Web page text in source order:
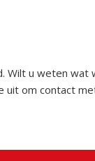
Wilt u weten wat
uit om contact